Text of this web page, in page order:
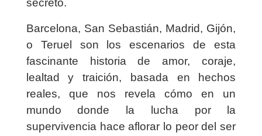
secreto.
Barcelona, San Sebastián, Madrid, Gijón,
o Teruel son los escenarios de esta
fascinante historia de amor, coraje,
lealtad y traición, basada en hechos
reales, que nos revela cómo en un
mundo donde la lucha por la
supervivencia hace aflorar lo peor del ser